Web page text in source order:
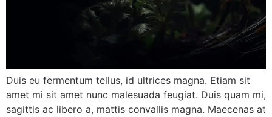
Duis eu fermentum tellus, id ultrices magna. Etiam sit
amet mi sit amet nunc malesuada feugiat. Duis quam mi,
sagittis ac libero a, mattis convallis magna. Maecenas at